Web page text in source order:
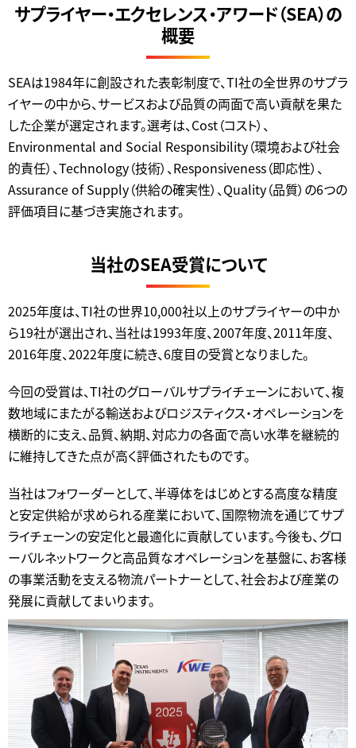
サプライヤー・エクセレンス・アワード（SEA）の
概要
SEAは1984年に創設された表彰制度で、TI社の全世界のサプラ
イヤーの中から、サービスおよび品質の両面で高い貢献を果た
した企業が選定されます。選考は、Cost（コスト）、
Environmental and Social Responsibility（環境および社会
的責任）、Technology（技術）、Responsiveness（即応性）、
Assurance of Supply（供給の確実性）、Quality（品質）の6つの
評価項目に基づき実施されます。
当社のSEA受賞について
2025年度は、TI社の世界10,000社以上のサプライヤーの中か
ら19社が選出され、当社は1993年度、2007年度、2011年度、
2016年度、2022年度に続き、6度目の受賞となりました。
今回の受賞は、TI社のグローバルサプライチェーンにおいて、複
数地域にまたがる輸送およびロジスティクス・オペレーションを
横断的に支え、品質、納期、対応力の各面で高い水準を継続的
に維持してきた点が高く評価されたものです。
当社はフォワーダーとして、半導体をはじめとする高度な精度
と安定供給が求められる産業において、国際物流を通じてサプ
ライチェーンの安定化と最適化に貢献しています。今後も、グロ
ーバルネットワークと高品質なオペレーションを基盤に、お客様
の事業活動を支える物流パートナーとして、社会および産業の
発展に貢献してまいります。